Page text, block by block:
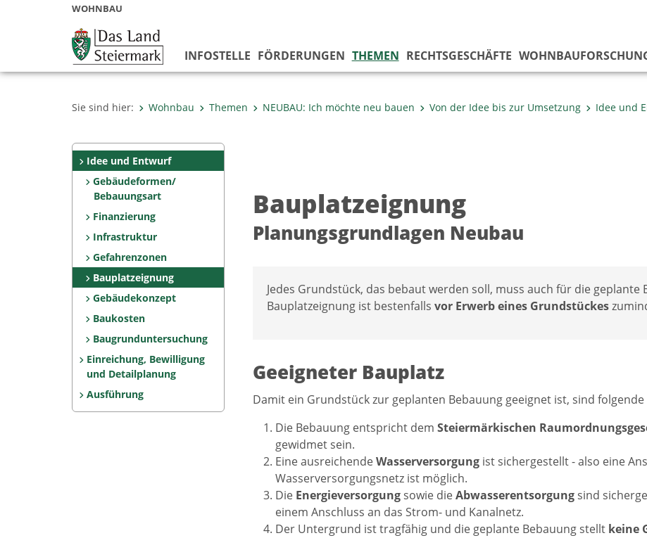
WOHNBAU
INFOSTELLE FÖRDERUNGEN THEMEN RECHTSGESCHÄFTE
Sie sind hier: Wohnbau Themen NEUBAU: Ich möchte neu bauen Von der Idee bis zur Umsetzung Idee und
Idee und Entwurf
Gebäudeformen/
Bebauungsart
Finanzierung
Infrastruktur
Gefahrenzonen
Bauplatzeignung
Gebäudekonzept
Baukosten
Baugrunduntersuchung
Einreichung, Bewilligung
und Detailplanung
Ausführung
Bauplatzeignung
Planungsgrundlagen Neubau
Jedes Grundstück, das bebaut werden soll, muss auch für die geplante
Bauplatzeignung ist bestenfalls vor Erwerb eines Grundstückes
Geeigneter Bauplatz
Damit ein Grundstück zur geplanten Bebauung geeignet ist, sind
Die Bebauung entspricht dem Steiermärkischen
gewidmet sein.
Eine ausreichendeWasserversorgungist sichergestellt - also eine
Wasserversorgungsnetz ist möglich.
Die Energieversorgungsowie dieAbwasserentsorgungsind
einem Anschluss an das Strom- und Kanalnetz.
Der Untergrund ist tragfähig und die geplante Bebauung stellt keine